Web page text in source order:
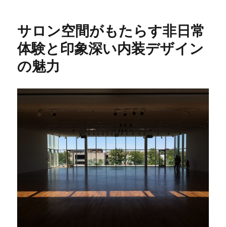
サロン空間がもたらす非日常
体験と印象深い内装デザイン
の魅力